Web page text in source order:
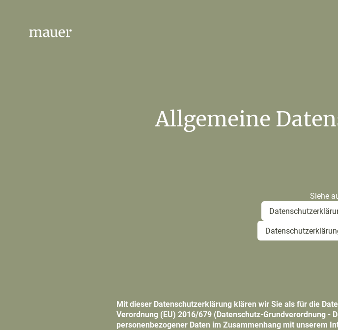
Allgemeine
Siehe
Mit dieser Datenschutzerklärung klären wir Sie als für die
Verordnung (EU) 2016/679 (Datenschutz-Grundverordnung -
personenbezogener Daten im Zusammenhang mit unserem